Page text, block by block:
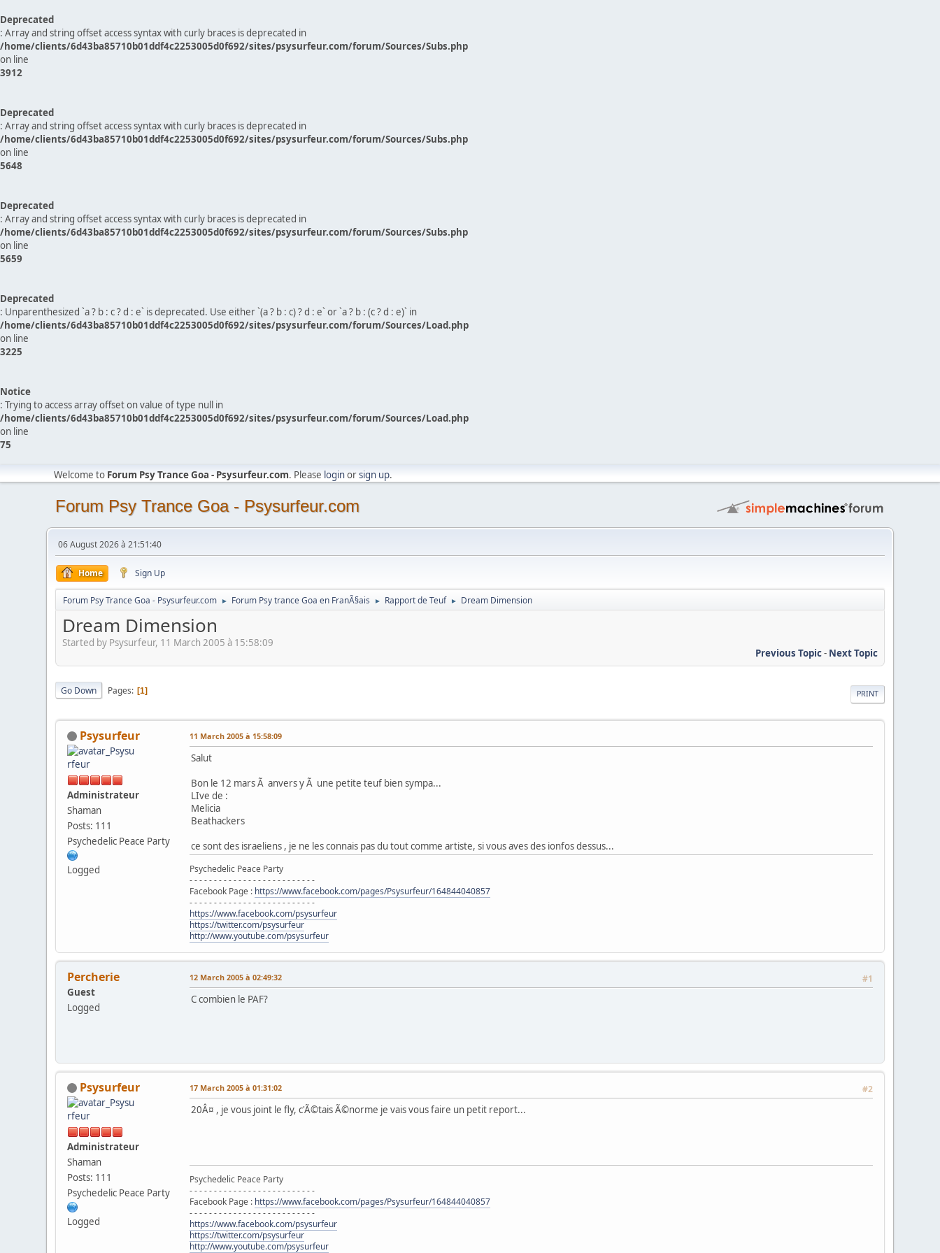
Deprecated
: Array and string offset access syntax with curly braces is deprecated in
/home/clients/6d43ba85710b01ddf4c2253005d0f692/sites/psysurfeur.com/forum/Sources/Subs.php
on line
3912
Deprecated
: Array and string offset access syntax with curly braces is deprecated in
/home/clients/6d43ba85710b01ddf4c2253005d0f692/sites/psysurfeur.com/forum/Sources/Subs.php
on line
5648
Deprecated
: Array and string offset access syntax with curly braces is deprecated in
/home/clients/6d43ba85710b01ddf4c2253005d0f692/sites/psysurfeur.com/forum/Sources/Subs.php
on line
5659
Deprecated
: Unparenthesized `a ? b : c ? d : e` is deprecated. Use either `(a ? b : c) ? d : e` or `a ? b : (c ? d : e)` in
/home/clients/6d43ba85710b01ddf4c2253005d0f692/sites/psysurfeur.com/forum/Sources/Load.php
on line
3225
Notice
: Trying to access array offset on value of type null in
/home/clients/6d43ba85710b01ddf4c2253005d0f692/sites/psysurfeur.com/forum/Sources/Load.php
on line
75
Welcome to Forum Psy Trance Goa - Psysurfeur.com. Please loginorsign up.
Forum Psy Trance Goa - Psysurfeur.com
06 August 2026 à 21:51:40
Home Sign Up
Forum Psy Trance Goa - Psysurfeur.com ► Forum Psy trance Goa en FranÃ§ais ► Rapport de Teuf ► Dream Dimension
Dream Dimension
Started by Psysurfeur, 11 March 2005 à 15:58:09
Previous Topic- Next Topic
PRINT
Go Down Pages 1
Psysurfeur
Administrateur
Shaman
Posts: 111
Psychedelic Peace Party
Logged
11 March 2005 à 15:58:09
Salut
Bon le 12 mars Ã anvers y Ã une petite teuf bien sympa...
LIve de :
Melicia
Beathackers
ce sont des israeliens , je ne les connais pas du tout comme artiste, si vous aves des ionfos dessus...
Psychedelic Peace Party
- - - - - - - - - - - - - - - - - - - - - - - - - -
Facebook Page : https://www.facebook.com/pages/Psysurfeur/164844040857
- - - - - - - - - - - - - - - - - - - - - - - - - -
https://www.facebook.com/psysurfeur
https://twitter.com/psysurfeur
http://www.youtube.com/psysurfeur
Percherie
Guest
Logged
12 March 2005 à 02:49:32 #1
C combien le PAF?
Psysurfeur
Administrateur
Shaman
Posts: 111
Psychedelic Peace Party
Logged
17 March 2005 à 01:31:02 #2
20Â¤ , je vous joint le fly, c'Ã©tais Ã©norme je vais vous faire un petit report...
Psychedelic Peace Party
- - - - - - - - - - - - - - - - - - - - - - - - - -
Facebook Page : https://www.facebook.com/pages/Psysurfeur/164844040857
- - - - - - - - - - - - - - - - - - - - - - - - - -
https://www.facebook.com/psysurfeur
https://twitter.com/psysurfeur
http://www.youtube.com/psysurfeur